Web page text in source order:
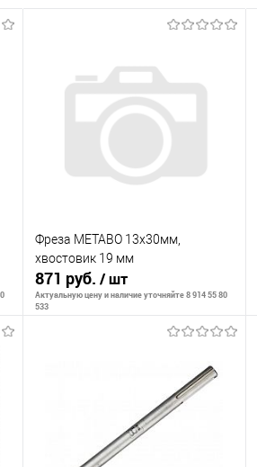
Фреза METABO 13x30мм,
хвостовик 19 мм
871 руб. / шт
Актуальную цену и наличие уточняйте 8 914 55 80
533
В избранное